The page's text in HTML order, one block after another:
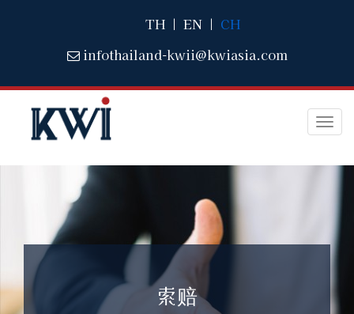
TH | EN | CH
infothailand-kwii@kwiasia.com
索赔